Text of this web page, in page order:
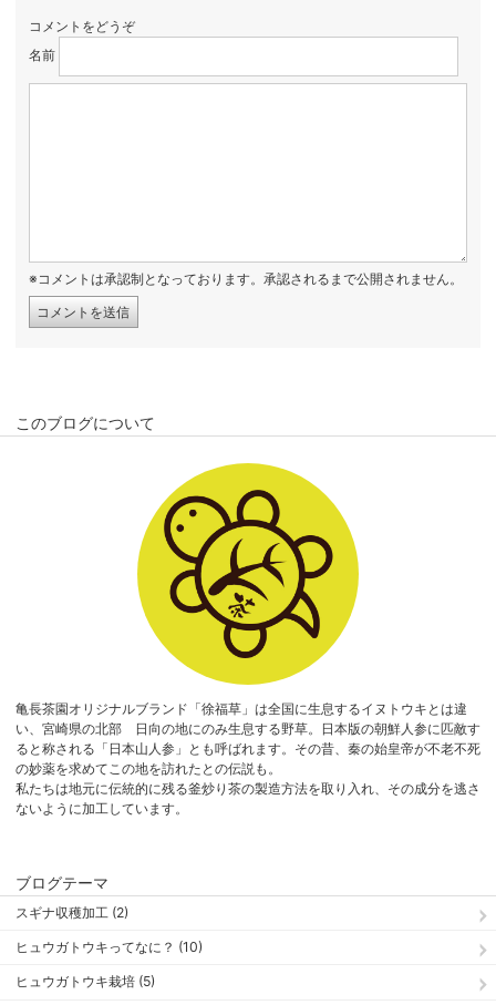
コメントをどうぞ
名前
※コメントは承認制となっております。承認されるまで公開されません。
このブログについて
亀長茶園オリジナルブランド「徐福草」は全国に生息するイヌトウキとは違
い、宮崎県の北部 日向の地にのみ生息する野草。日本版の朝鮮人参に匹敵す
ると称される「日本山人参」とも呼ばれます。その昔、秦の始皇帝が不老不死
の妙薬を求めてこの地を訪れたとの伝説も。
私たちは地元に伝統的に残る釜炒り茶の製造方法を取り入れ、その成分を逃さ
ないように加工しています。
ブログテーマ
スギナ収穫加工 (2)
ヒュウガトウキってなに？ (10)
ヒュウガトウキ栽培 (5)